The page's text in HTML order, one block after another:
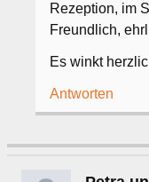
Rezeption, im
Freundlich,
Es winkt
Antworten